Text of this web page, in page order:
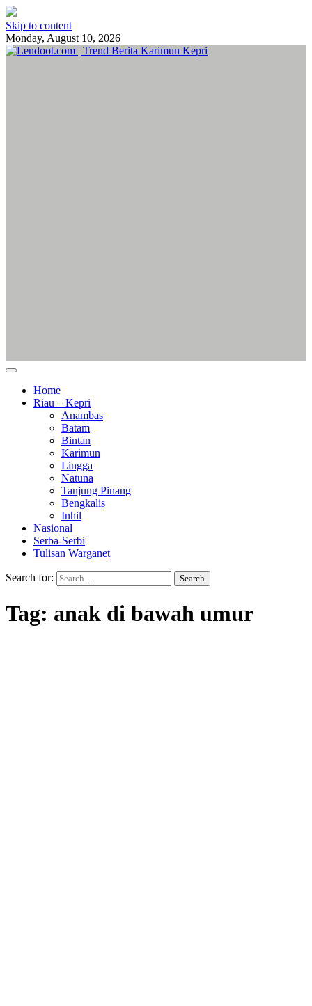
Skip to content
Monday, August 10, 2026
Home
Riau – Kepri
Anambas
Batam
Bintan
Karimun
Lingga
Natuna
Tanjung Pinang
Bengkalis
Inhil
Nasional
Serba-Serbi
Tulisan Warganet
Search for:
Tag: anak di bawah umur